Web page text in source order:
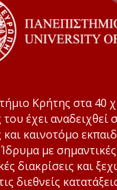
Κρήτης στα 40
του έχει αναδειχθεί
καινοτόμο
με σημαντικές
διακρίσεις και
διεθνείς